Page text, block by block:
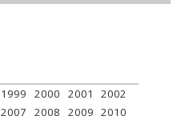
1999 2000 2001
2002
2007 2008 2009 2010